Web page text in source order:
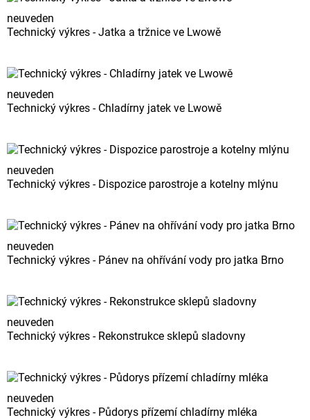
neuveden
Technický výkres - Jatka a tržnice ve Lwowě
neuveden
Technický výkres - Chladírny jatek ve Lwowě
neuveden
Technický výkres - Dispozice parostroje a kotelny mlýnu
neuveden
Technický výkres - Pánev na ohřívání vody pro jatka Brno
neuveden
Technický výkres - Rekonstrukce sklepů sladovny
neuveden
Technický výkres - Půdorys přízemí chladírny mléka